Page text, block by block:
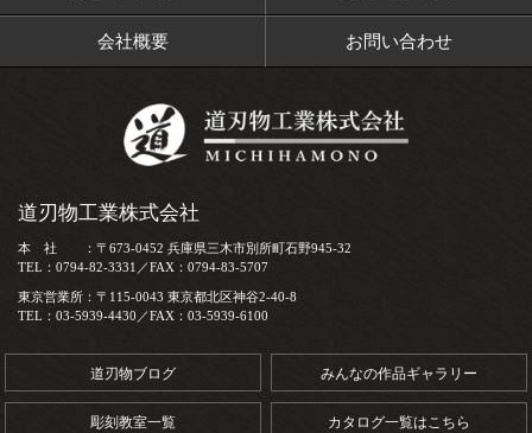
会社概要 お問い合わせ
道刃物工業株式会社
本 社 ：〒673-0452 兵庫県三木市別所町石野945-32
TEL：0794-82-3331／FAX：0794-83-5707
東京営業所：〒115-0043 東京都北区神谷2-40-8
TEL：03-5939-4430／FAX：03-5939-6100
道刃物ブログ みんなの作品ギャラリー
彫刻教室一覧 カタログ一覧はこちら